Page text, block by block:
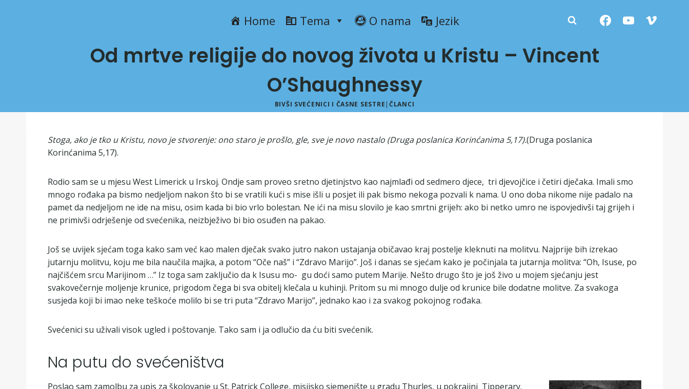
Home Tema O nama Jezik
Od mrtve religije do novog života u Kristu – Vincent
O’Shaughnessy
BIVŠI SVEĆENICI I ČASNE SESTRE | ČLANCI
Stoga, ako je tko u Kristu, novo je stvorenje: ono staro je prošlo, gle, sve je novo nastalo (Druga poslanica Korinćanima 5,17).(Druga poslanica
Korinćanima 5,17).
Rodio sam se u mjesu West Limerick u Irskoj. Ondje sam proveo sretno djetinjstvo kao najmlađi od sedmero djece, tri djevojčice i četiri dječaka. Imali smo
mnogo rođaka pa bismo nedjeljom nakon što bi se vratili kući s mise išli u posjet ili pak bismo nekoga pozvali k nama. U ono doba nikome nije padalo na
pamet da nedjeljom ne ide na misu, osim kada bi bio vrlo bolestan. Ne ići na misu slovilo je kao smrtni grijeh: ako bi netko umro ne ispovjedivši taj grijeh i
ne primivši odrješenje od svećenika, neizbježivo bi bio osuđen na pakao.
Još se uvijek sjećam toga kako sam već kao malen dječak svako jutro nakon ustajanja običavao kraj postelje kleknuti na molitvu. Najprije bih izrekao
jutarnju molitvu, koju me bila naučila majka, a potom “Oče naš” i “Zdravo Marijo”. Još i danas se sjećam kako je počinjala ta jutarnja molitva: “Oh, Isuse, po
najčišćem srcu Marijinom …” Iz toga sam zaključio da k Isusu mo- gu doći samo putem Marije. Nešto drugo što je još živo u mojem sjećanju jest
svakovečernje moljenje krunice, prigodom čega bi sva obitelj klečala u kuhinji. Pritom su mi mnogo dulje od krunice bile dodatne molitve. Za svakoga
susjeda koji bi imao neke teškoće molilo bi se tri puta “Zdravo Marijo”, jednako kao i za svakog pokojnog rođaka.
Svećenici su uživali visok ugled i poštovanje. Tako sam i ja odlučio da ću biti svećenik.
Na putu do svećeništva
Poslao sam zamolbu za upis za školovanje u St. Patrick College, misijsko sjemenište u gradu Thurles, u pokrajini Tipperary.